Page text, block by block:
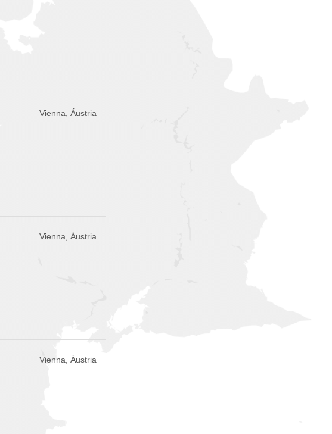
Vienna, Áustria
Vienna, Áustria
Vienna, Áustria